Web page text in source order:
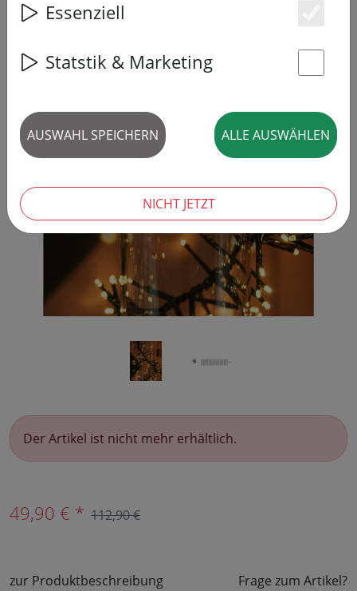
‹ ›
56% SPAREN
Der Artikel ist nicht mehr erhältlich.
49,90 € * 112,90 €
zur Produktbeschreibung Frage zum Artikel?
Essenziell
Statstik & Marketing
AUSWAHL SPEICHERN ALLE AUSWÄHLEN
NICHT JETZT